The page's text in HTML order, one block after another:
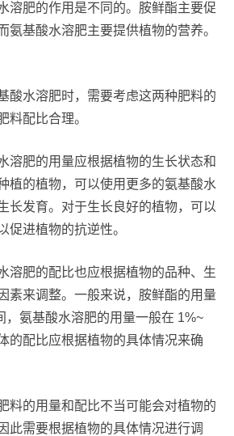
溶肥的作用是不同的。胺鲜酯主要促
氨基酸水溶肥主要提供植物的营养。
酸水溶肥时，需要考虑这两种肥料的
料配比合理。
溶肥的用量应根据植物的生长状态和
植的植物，可以使用更多的氨基酸水
长发育。对于生长良好的植物，可以
促进植物的抗逆性。
溶肥的配比也应根据植物的品种、生
素来调整。一般来说，胺鲜酯的用量
，氨基酸水溶肥的用量一般在 1%~
的配比应根据植物的具体情况来确
料的用量和配比不当可能会对植物的
此需要根据植物的具体情况进行调